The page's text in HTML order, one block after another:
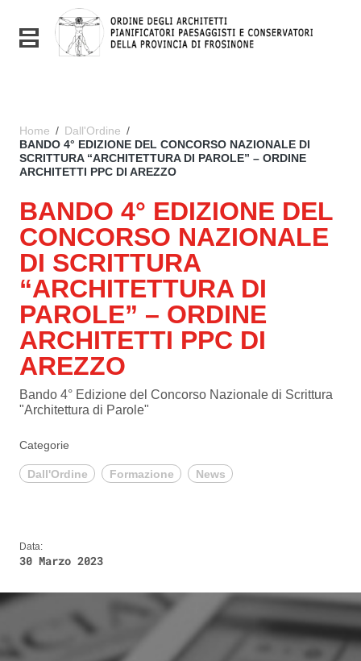
Vai ai contenuti
Vai al menu di navigazione
Vai al footer
Toggle navigation
Home / Dall'Ordine /
BANDO 4° EDIZIONE DEL CONCORSO NAZIONALE DI
SCRITTURA “ARCHITETTURA DI PAROLE” – ORDINE
ARCHITETTI PPC DI AREZZO
BANDO 4° EDIZIONE DEL
CONCORSO NAZIONALE
DI SCRITTURA
“ARCHITETTURA DI
PAROLE” – ORDINE
ARCHITETTI PPC DI
AREZZO
Bando 4° Edizione del Concorso Nazionale di Scrittura
"Architettura di Parole"
Categorie
Dall'Ordine Formazione News
Data:
30 Marzo 2023